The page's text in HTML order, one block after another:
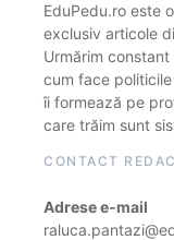
EduPedu.ro este
exclusiv articole
Urmărim
cum face
îi formează pe
care trăim sunt
CONTACT
Adrese e-mail